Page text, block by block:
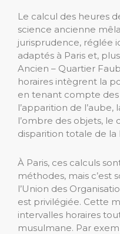
Le calcul des heures
science ancienne
jurisprudence, réglée
adaptés à Paris et,
Ancien – Quartier
horaires intègrent la
en tenant compte
l’apparition de
l’ombre des objets, le
disparition totale de
À Paris, ces calculs
méthodes, mais c’est
l’Union des
est privilégiée. Cette
intervalles horaires
musulmane. Par